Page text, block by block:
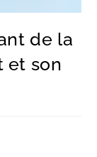
de la
et son